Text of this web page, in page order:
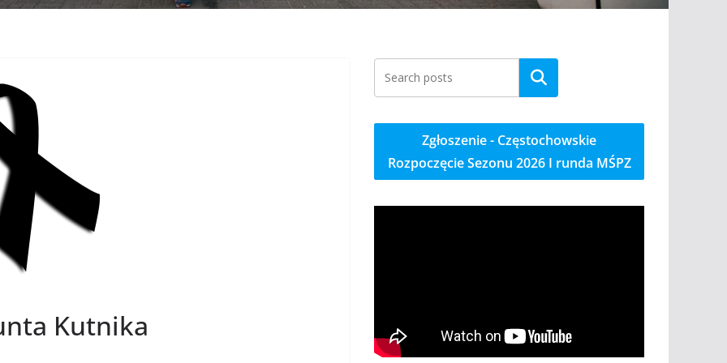
Kutnika
Szukaj
Zgłoszenie - Częstochowskie
Rozpoczęcie Sezonu 2026 I runda MŚPZ